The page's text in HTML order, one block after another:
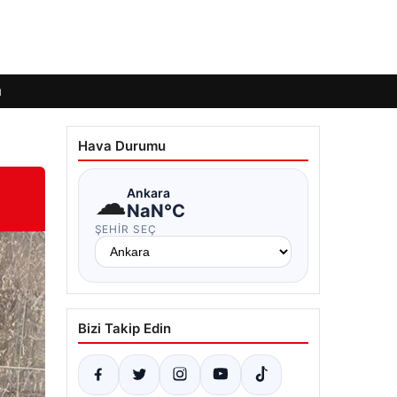
Hava Durumu
☁Ankara
NaN°C
ŞEHIR SEÇ
Bizi Takip Edin